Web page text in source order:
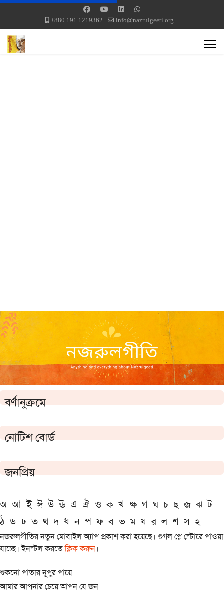
+880 191 1219362 info@nazrulgeeti.org
বর্ণানুক্রমে
নোটিশ বোর্ড
জনপ্রিয়
অ আ ই ঈ উ ঊ এ ঐ ও ক খ ক্ষ গ ঘ চ ছ জ ঝ ট
ঠ ড ঢ ত থ দ ধ ন প ফ ব ভ ম য র ল শ স হ
নজরুলগীতির নতুন মোবাইল অ্যাপ প্রকাশ করা হয়েছে। গুগল প্লে স্টোরে পাওয়া
যাচ্ছে। ইনস্টল করতেক্লিক করুন।
শুকনো পাতার নূপুর পায়ে
আমার আপনার চেয়ে আপন যে জন